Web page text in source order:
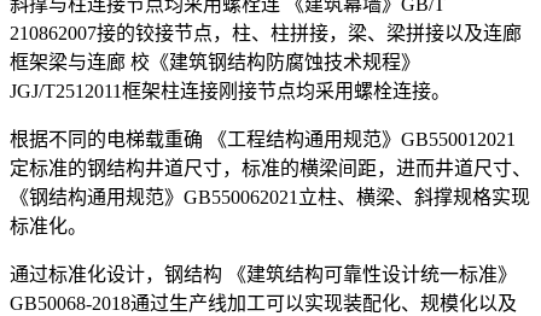
斜撑与柱连接节点均采用螺栓连 《建筑幕墙》GB/T
210862007接的铰接节点，柱、柱拼接，梁、梁拼接以及连廊
框架梁与连廊 校《建筑钢结构防腐蚀技术规程》
JGJ/T2512011框架柱连接刚接节点均采用螺栓连接。
根据不同的电梯载重确 《工程结构通用规范》GB550012021
定标准的钢结构井道尺寸，标准的横梁间距，进而井道尺寸、
《钢结构通用规范》GB550062021立柱、横梁、斜撑规格实现
标准化。
通过标准化设计，钢结构 《建筑结构可靠性设计统一标准》
GB50068-2018通过生产线加工可以实现装配化、规模化以及